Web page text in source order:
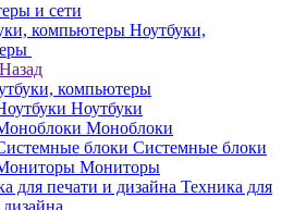
и сети
Ноутбуки,
Назад
компьютеры
Ноутбуки
Моноблоки
Системные блоки
Мониторы
Техника для